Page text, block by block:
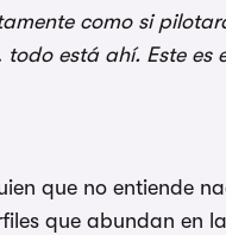
como si
está ahí. Este es
que no entiende
que abundan en